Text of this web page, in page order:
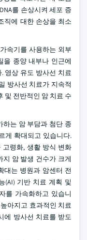
를 손상시켜 세포 증
직에 대한 손상을 최소
속기를 사용하는 외부
을 종양 내부나 인근에
영상 유도 방사선 치료
방사선 치료가 지속적
및 전반적인 암 치료 수
하는 암 부담과 첨단 종
게 확대되고 있습니다.
고령화, 생활 방식 변화
지 암 발생 건수가 크게
대는 병원과 암센터 전
(AI) 기반 치료 계획 및
를 가속화하고 있습니
아지고 효과적인 치료
에 방사선 치료를 받도